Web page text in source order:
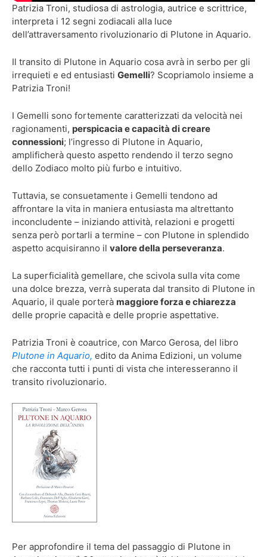
Patrizia Troni, studiosa di astrologia, autrice e scrittrice,
interpreta i 12 segni zodiacali alla luce
dell’attraversamento rivoluzionario di Plutone in Aquario.
Il transito di Plutone in Aquario cosa avrà in serbo per gli
irrequieti e ed entusiasti Gemelli? Scopriamolo insieme a
Patrizia Troni!
I Gemelli sono fortemente caratterizzati da velocità nei
ragionamenti, perspicacia e capacità di creare
connessioni; l’ingresso di Plutone in Aquario,
amplificherà questo aspetto rendendo il terzo segno
dello Zodiaco molto più furbo e intuitivo.
Tuttavia, se consuetamente i Gemelli tendono ad
affrontare la vita in maniera entusiasta ma altrettanto
inconcludente – iniziando attività, relazioni e progetti
senza però portarli a termine – con Plutone in splendido
aspetto acquisiranno il valore della perseveranza.
La superficialità gemellare, che scivola sulla vita come
una dolce brezza, verrà superata dal transito di Plutone in
Aquario, il quale porterà maggiore forza e chiarezza
delle proprie capacità e delle proprie aspettative.
Patrizia Troni è coautrice, con Marco Gerosa, del libro
Plutone in Aquario, edito da Anima Edizioni, un volume
che racconta tutti i punti di vista che interesseranno il
transito rivoluzionario.
Per approfondire il tema del passaggio di Plutone in